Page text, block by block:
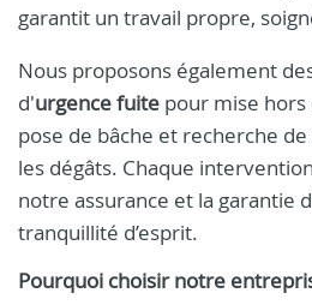
garantit un travail propre,
Nous proposons également
d'urgence fuite pour mise
pose de bâche et recherche
les dégâts. Chaque
notre assurance et la garantie
tranquillité d’esprit.
Pourquoi choisir notre